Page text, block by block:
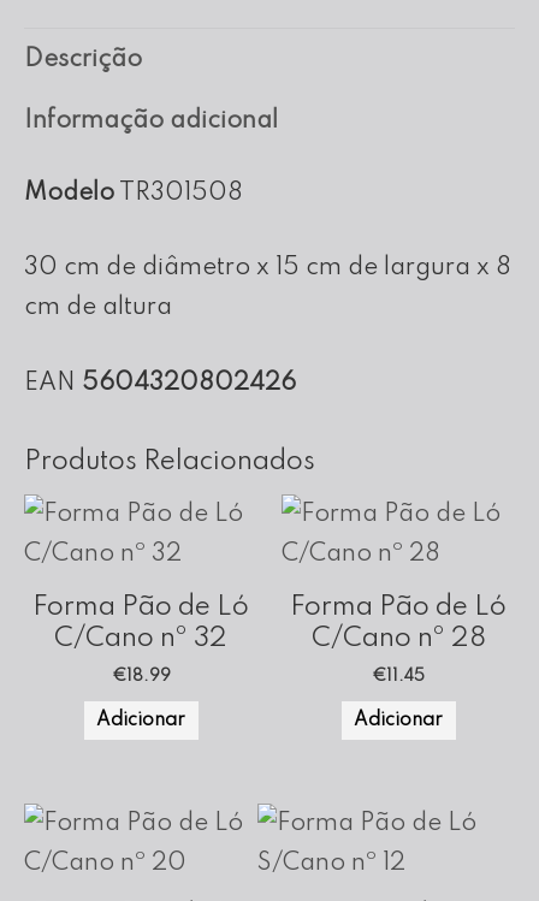
Forma
Retangular
Alumínio
Descrição
Informação adicional
Modelo TR301508
30 cm de diâmetro x 15 cm de largura x 8
cm de altura
EAN 5604320802426
Produtos Relacionados
Forma Pão de Ló
C/Cano nº 32
€18.99
Adicionar
Forma Pão de Ló
C/Cano nº 28
€ 11.45
Adicionar